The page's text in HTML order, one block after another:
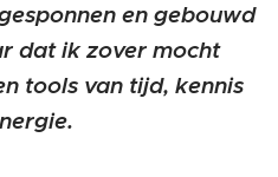
en gebouwd
dat ik zover mocht
tools van tijd, kennis